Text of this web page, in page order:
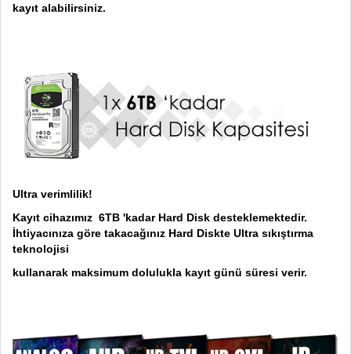
kayıt alabilirsiniz.
Ultra verimlilik!
Kayıt cihazımız 6TB 'kadar Hard Disk desteklemektedir.
İhtiyacınıza göre takacağınız Hard Diskte Ultra sıkıştırma
teknolojisi
kullanarak maksimum dolulukla kayıt günü süresi verir.